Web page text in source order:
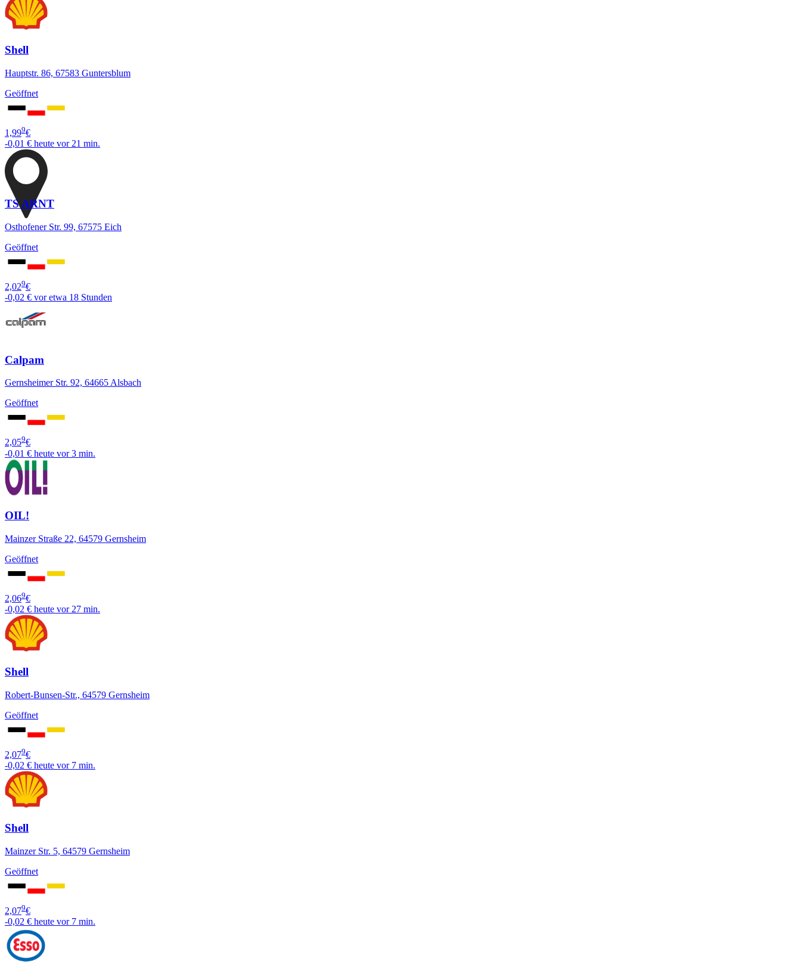
Shell
Hauptstr. 86, 67583 Guntersblum
Geöffnet
1,999€
-0,01 € heute vor 21 min.
TS ARNT
Osthofener Str. 99, 67575 Eich
Geöffnet
2,029€
-0,02 € vor etwa 18 Stunden
Calpam
Gernsheimer Str. 92, 64665 Alsbach
Geöffnet
2,059€
-0,01 € heute vor 3 min.
OIL!
Mainzer Straße 22, 64579 Gernsheim
Geöffnet
2,069€
-0,02 € heute vor 27 min.
Shell
Robert-Bunsen-Str., 64579 Gernsheim
Geöffnet
2,079€
-0,02 € heute vor 7 min.
Shell
Mainzer Str. 5, 64579 Gernsheim
Geöffnet
2,079€
-0,02 € heute vor 7 min.